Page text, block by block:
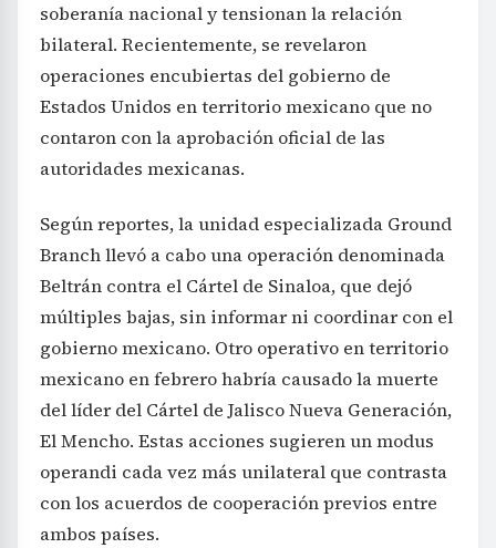
soberanía nacional y tensionan la relación
bilateral. Recientemente, se revelaron
operaciones encubiertas del gobierno de
Estados Unidos en territorio mexicano que no
contaron con la aprobación oficial de las
autoridades mexicanas.
Según reportes, la unidad especializada Ground
Branch llevó a cabo una operación denominada
Beltrán contra el Cártel de Sinaloa, que dejó
múltiples bajas, sin informar ni coordinar con el
gobierno mexicano. Otro operativo en territorio
mexicano en febrero habría causado la muerte
del líder del Cártel de Jalisco Nueva Generación,
El Mencho. Estas acciones sugieren un modus
operandi cada vez más unilateral que contrasta
con los acuerdos de cooperación previos entre
ambos países.